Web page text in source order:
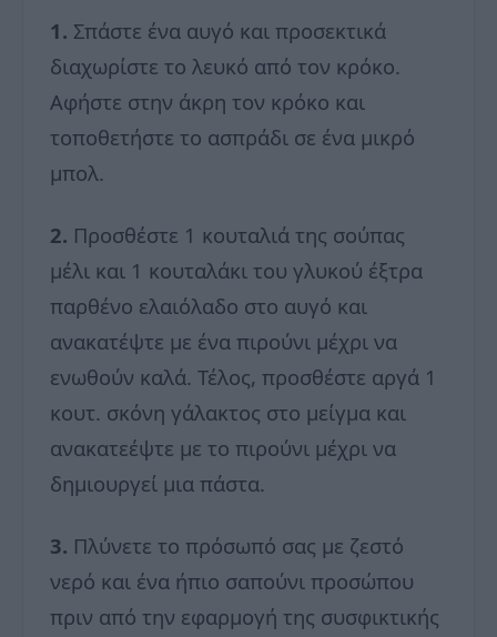
1. Σπάστε ένα αυγό και προσεκτικά
διαχωρίστε το λευκό από τον κρόκο.
Αφήστε στην άκρη τον κρόκο και
τοποθετήστε το ασπράδι σε ένα μικρό
μπολ.
2. Προσθέστε 1 κουταλιά της σούπας
μέλι και 1 κουταλάκι του γλυκού έξτρα
παρθένο ελαιόλαδο στο αυγό και
ανακατέψτε με ένα πιρούνι μέχρι να
ενωθούν καλά. Τέλος, προσθέστε αργά 1
κουτ. σκόνη γάλακτος στο μείγμα και
ανακατεέψτε με το πιρούνι μέχρι να
δημιουργεί μια πάστα.
3. Πλύνετε το πρόσωπό σας με ζεστό
νερό και ένα ήπιο σαπούνι προσώπου
πριν από την εφαρμογή της συσφικτικής